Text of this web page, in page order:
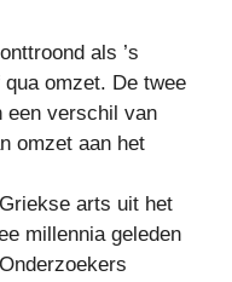
als ’s
omzet. De twee
een verschil van
omzet aan het
arts uit het
millennia geleden